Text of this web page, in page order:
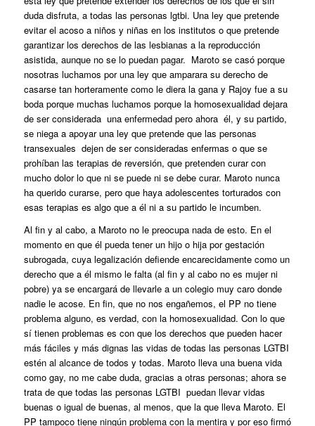
duda disfruta, a todas las personas lgtbi. Una ley que pretende
evitar el acoso a niños y niñas en los institutos o que pretende
garantizar los derechos de las lesbianas a la reproducción
asistida, aunque no se lo puedan pagar. Maroto se casó porque
nosotras luchamos por una ley que amparara su derecho de
casarse tan horteramente como le diera la gana y Rajoy fue a su
boda porque muchas luchamos porque la homosexualidad dejara
de ser considerada una enfermedad pero ahora él, y su partido,
se niega a apoyar una ley que pretende que las personas
transexuales dejen de ser consideradas enfermas o que se
prohíban las terapias de reversión, que pretenden curar con
mucho dolor lo que ni se puede ni se debe curar. Maroto nunca
ha querido curarse, pero que haya adolescentes torturados con
esas terapias es algo que a él ni a su partido le incumben.
Al fin y al cabo, a Maroto no le preocupa nada de esto. En el
momento en que él pueda tener un hijo o hija por gestación
subrogada, cuya legalización defiende encarecidamente como un
derecho que a él mismo le falta (al fin y al cabo no es mujer ni
pobre) ya se encargará de llevarle a un colegio muy caro donde
nadie le acose. En fin, que no nos engañemos, el PP no tiene
problema alguno, es verdad, con la homosexualidad. Con lo que
sí tienen problemas es con que los derechos que pueden hacer
más fáciles y más dignas las vidas de todas las personas LGTBI
estén al alcance de todos y todas. Maroto lleva una buena vida
como gay, no me cabe duda, gracias a otras personas; ahora se
trata de que todas las personas LGTBI puedan llevar vidas
buenas o igual de buenas, al menos, que la que lleva Maroto. El
PP tampoco tiene ningún problema con la mentira y por eso firmó